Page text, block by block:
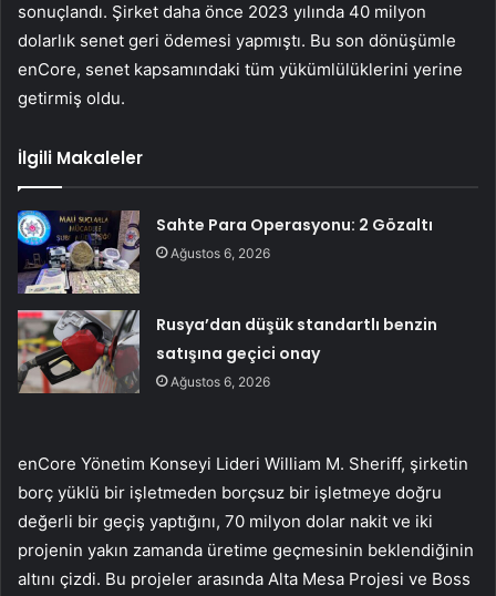
sonuçlandı. Şirket daha önce 2023 yılında 40 milyon
dolarlık senet geri ödemesi yapmıştı. Bu son dönüşümle
enCore, senet kapsamındaki tüm yükümlülüklerini yerine
getirmiş oldu.
İlgili Makaleler
Sahte Para Operasyonu: 2 Gözaltı
Ağustos 6, 2026
Rusya’dan düşük standartlı benzin
satışına geçici onay
Ağustos 6, 2026
enCore Yönetim Konseyi Lideri William M. Sheriff, şirketin
borç yüklü bir işletmeden borçsuz bir işletmeye doğru
değerli bir geçiş yaptığını, 70 milyon dolar nakit ve iki
projenin yakın zamanda üretime geçmesinin beklendiğinin
altını çizdi. Bu projeler arasında Alta Mesa Projesi ve Boss